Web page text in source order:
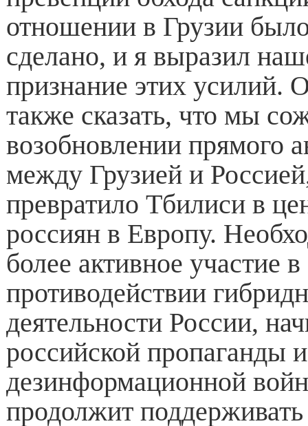
отношении в Грузии
сделано, и я выразил
признание этих усилий.
также сказать, что мы
возобновлении прямого
между Грузией и
превратило Тбилиси в
россиян в Европу.
более активное участие в
противодействии
деятельности России,
российской пропаганды и
дезинформационной
продолжит